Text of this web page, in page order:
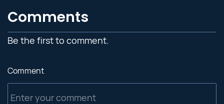
Comments
Be the first to comment.
Comment